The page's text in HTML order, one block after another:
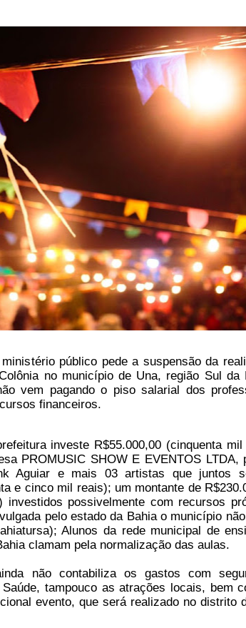
público pede a suspensão da
no município de Una, região Sul da
vem pagando o piso salarial dos
financeiros.
investe R$55.000,00 (cinquenta
PROMUSIC SHOW E EVENTOS LTDA,
Aguiar e mais 03 artistas que juntos
e cinco mil reais); um montante de
possivelmente com recursos
pelo estado da Bahia o município
Alunos da rede municipal de
clamam pela normalização das aulas.
não contabiliza os gastos com
tampouco as atrações locais, bem
evento, que será realizado no distrito